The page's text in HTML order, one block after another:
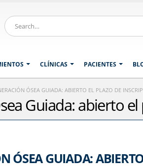
CLÍNICAS PACIENTES
ÓSEA GUIADA: ABIERTO EL PLAZO DE
Guiada: abierto
ÓSEA GUIADA: